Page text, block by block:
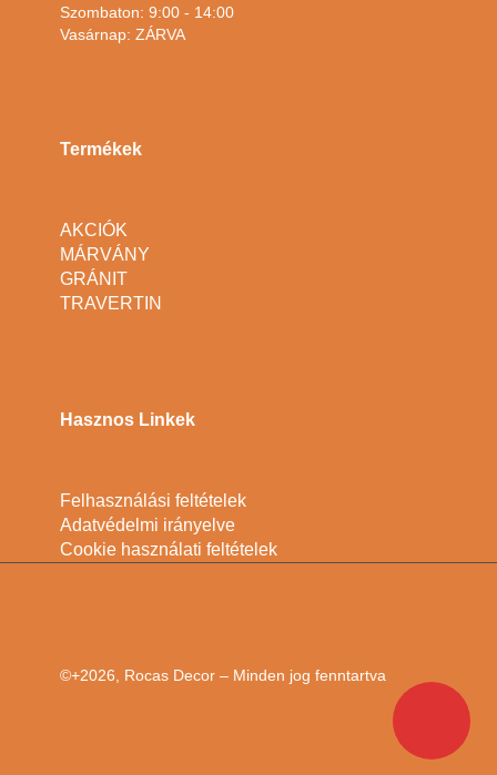
Szombaton: 9:00 - 14:00
Vasárnap: ZÁRVA
Termékek
AKCIÓK
MÁRVÁNY
GRÁNIT
TRAVERTIN
Hasznos Linkek
Felhasználási feltételek
Adatvédelmi irányelve
Cookie használati feltételek
©+2026, Rocas Decor – Minden jog fenntartva